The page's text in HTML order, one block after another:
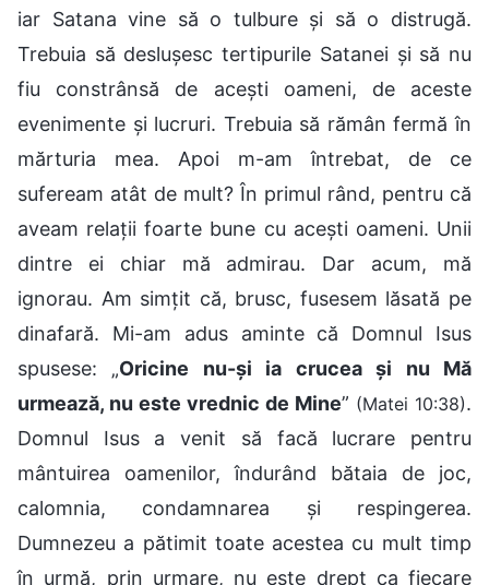
iar Satana vine să o tulbure și să o distrugă.
Trebuia să deslușesc tertipurile Satanei și să nu
fiu constrânsă de acești oameni, de aceste
evenimente și lucruri. Trebuia să rămân fermă în
mărturia mea. Apoi m-am întrebat, de ce
sufeream atât de mult? În primul rând, pentru că
aveam relații foarte bune cu acești oameni. Unii
dintre ei chiar mă admirau. Dar acum, mă
ignorau. Am simțit că, brusc, fusesem lăsată pe
dinafară. Mi-am adus aminte că Domnul Isus
spusese: „Oricine nu-și ia crucea și nu Mă
urmează, nu este vrednic de Mine” (Matei 10:38).
Domnul Isus a venit să facă lucrare pentru
mântuirea oamenilor, îndurând bătaia de joc,
calomnia, condamnarea și respingerea.
Dumnezeu a pătimit toate acestea cu mult timp
în urmă, prin urmare, nu este drept ca fiecare